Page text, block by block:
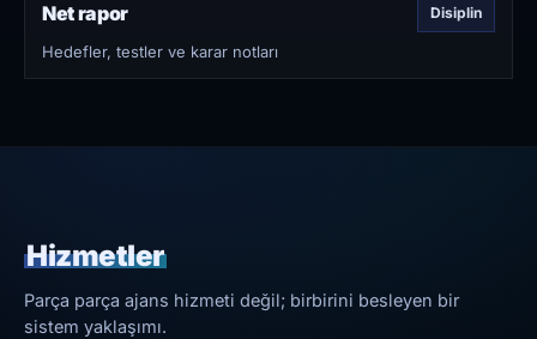
Net rapor Disiplin
Hedefler, testler ve karar notları
Hizmetler
Parça parça ajans hizmeti değil; birbirini besleyen bir
sistem yaklaşımı.